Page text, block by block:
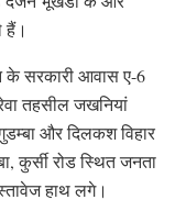
हैं।
के सरकारी आवास ए-6
तहसील जखनियां
और दिलकश विहार
कुर्सी रोड स्थित जनता
हाथ लगे।